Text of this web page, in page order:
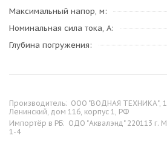
Максимальный напор, м
Номинальная сила тока, А
Глубина погружения
Производитель: ООО "ВОДНАЯ ТЕХНИКА",
Ленинский, дом 116, корпус 1, РФ
Импортёр в РБ: ОДО "Аквалэнд" 220113 г.
1-4